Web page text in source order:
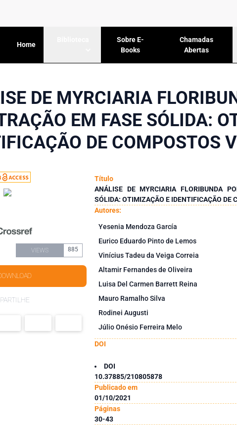
Home
Sobre E-
Books
Chamadas
Abertas
DE MYRCIARIA
EM FASE SÓLIDA:
DE COMPOSTOS
VIEWS 885
Título
ANÁLISE DE MYRCIARIA FLORIBUNDA
SÓLIDA: OTIMIZAÇÃO E IDENTIFICAÇÃO DE
Autores:
Yesenia Mendoza García
Eurico Eduardo Pinto de Lemos
Vinícius Tadeu da Veiga Correia
Altamir Fernandes de Oliveira
Luisa Del Carmen Barrett Reina
Mauro Ramalho Silva
Rodinei Augusti
Júlio Onésio Ferreira Melo
DOI
DOI
10.37885/210805878
Publicado em
01/10/2021
Páginas
30-43